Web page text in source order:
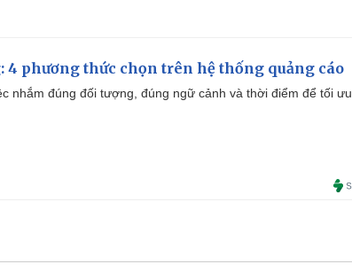
4 phương thức chọn trên hệ thống quảng cáo
nhắm đúng đối tượng, đúng ngữ cảnh và thời điểm để tối ưu.